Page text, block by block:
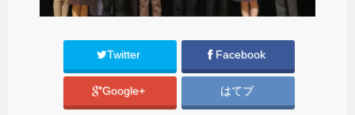
Twitter Facebook
Google+ はてブ